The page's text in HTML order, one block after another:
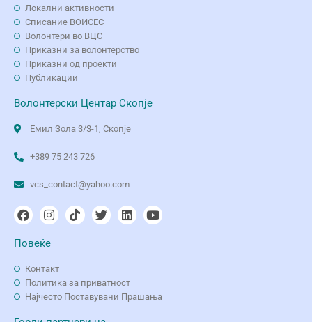
Локални активности
Списание ВОИСЕС
Волонтери во ВЦС
Приказни за волонтерство
Приказни од проекти
Публикации
Волонтерски Центар Скопје
Емил Зола 3/3-1, Скопје
+389 75 243 726
vcs_contact@yahoo.com
Повеќе
Контакт
Политика за приватност
Најчесто Поставувани Прашања